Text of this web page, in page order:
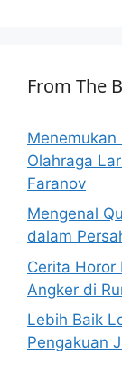
From The
Menemukan
Olahraga
Faranov
Mengenal
dalam
Cerita Horor
Angker di
Lebih Baik
Pengakuan